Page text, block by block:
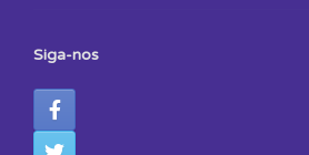
Siga-nos